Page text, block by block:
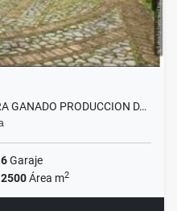
GANADO PRODUCCION D…
6Garaje
2500Área m2